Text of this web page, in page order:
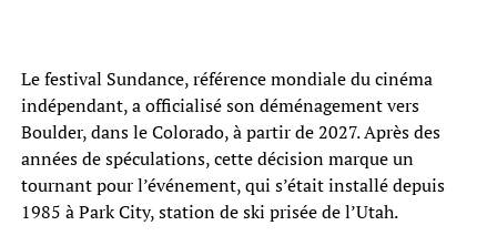
Le festival Sundance, référence mondiale du cinéma
indépendant, a officialisé son déménagement vers
Boulder, dans le Colorado, à partir de 2027. Après des
années de spéculations, cette décision marque un
tournant pour l’événement, qui s’était installé depuis
1985 à Park City, station de ski prisée de l’Utah.